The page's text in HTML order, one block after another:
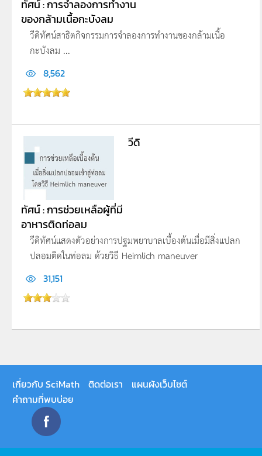
ทัศน์ : การจำลองการทำงาน
ของกล้ามเนื้อกะบังลม
วีดิทัศน์สาธิตกิจกรรมการจำลองการทำงานของกล้ามเนื้อ
กะบังลม ...
8,562
วีดิ
ทัศน์ : การช่วยเหลือผู้ที่มี
อาหารติดท่อลม
วีดิทัศน์แสดงตัวอย่างการปฐมพยาบาลเบื้องต้นเมื่อมีสิ่งแปลก
ปลอมติดในท่อลม ด้วยวิธี Heimlich maneuver
31,151
เกี่ยวกับ SciMath ติดต่อเรา
แผนผังเว็บไซต์
คำถามที่พบบ่อย